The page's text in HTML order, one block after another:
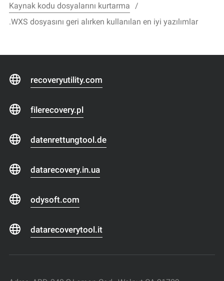
Kaynak kodu dosyalarını kurtarma
.WXS dosyasını geri alırken kullanılan en iyi yazılımlar
recoveryutility.com
filerecovery.pl
datenrettungtool.de
datarecovery.in.ua
odysoft.com
datarecoverytool.it